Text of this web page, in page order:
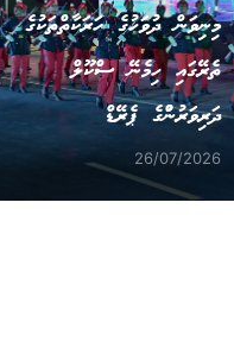
މިނިވަން ދުވަހުގެ ހަރަކާތްތަކުގެ
ތެރޭގައި ހިމެނޭ ސްކޫލް
ދަރިވަރުނުްގެ ޕެރޭޑް
26/07/2026